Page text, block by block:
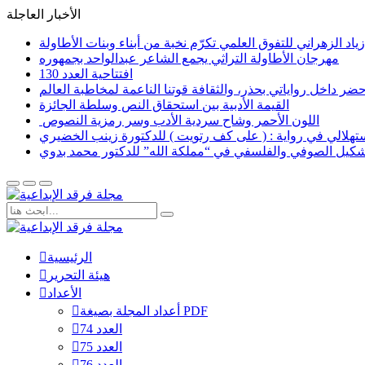
الأخبار العاجلة
الزهراني للتفوق العلمي تكرّم نخبة من أبناء وبنات الأطاولة
مهرجان الأطاولة التراثي يجمع الشاعر عبدالواحد بجمهوره
افتتاحية العدد 130
القيمة الأدبية بين استحقاق النص وسلطة الجائزة
​ اللون الأحمر وشاح سردية الأدب وسر رمزية النصوص
في رواية : ( على كف رتويت ) للدكتورة زينب الخضيري
الصوفي والفلسفي في “مملكة الله” للدكتور محمد بدوي
الرئيسية
هيئة التحرير
الأعداد
أعداد المجلة بصيغة PDF
العدد 74
العدد 75